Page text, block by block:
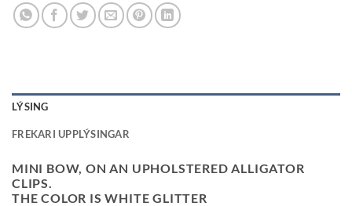
LÝSING
FREKARI UPPLÝSINGAR
MINI BOW, ON AN UPHOLSTERED ALLIGATOR
CLIPS.
THE COLOR IS WHITE GLITTER